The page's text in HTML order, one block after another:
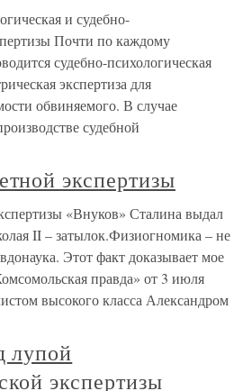
и судебно-
Почти по каждому
судебно-психологическая
экспертиза для
обвиняемого. В случае
судебной
экспертизы
«Внуков» Сталина выдал
II – затылок.Физиогномика – не
Этот факт доказывает мое
правда» от 3 июля
высокого класса Александром
лупой
экспертизы